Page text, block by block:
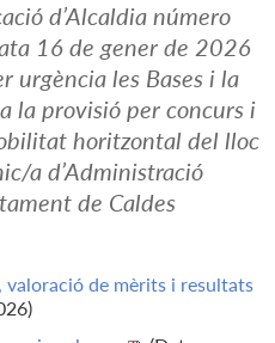
d’Alcaldia número
16 de gener de 2026
urgència les Bases i la
la provisió per concurs i
horitzontal del lloc
a d’Administració
de Caldes
de mèrits i resultats